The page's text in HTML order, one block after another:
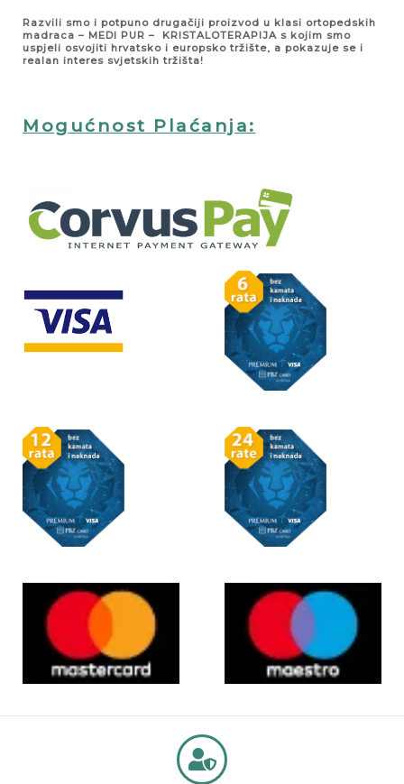
Razvili smo i potpuno drugačiji proizvod u klasi ortopedskih
madraca – MEDI PUR – KRISTALOTERAPIJA s kojim smo
uspjeli osvojiti hrvatsko i europsko tržište, a pokazuje se i
realan interes svjetskih tržišta!
Mogućnost Plaćanja: